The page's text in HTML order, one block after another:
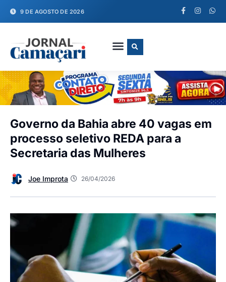
9 DE AGOSTO DE 2026
Governo da Bahia abre 40 vagas em
processo seletivo REDA para a
Secretaria das Mulheres
Joe Improta 26/04/2026